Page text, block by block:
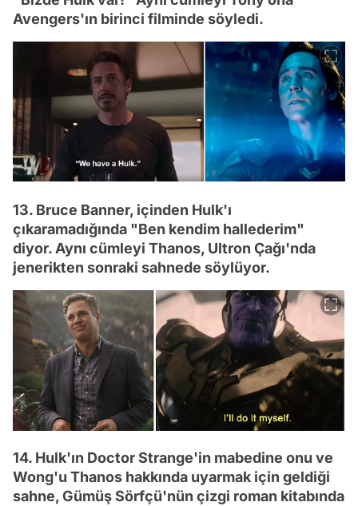
Avengers'ın birinci filminde söyledi.
13. Bruce Banner, içinden Hulk'ı
çıkaramadığında "Ben kendim hallederim"
diyor. Aynı cümleyi Thanos, Ultron Çağı'nda
jenerikten sonraki sahnede söylüyor.
14. Hulk'ın Doctor Strange'in mabedine onu ve
Wong'u Thanos hakkında uyarmak için geldiği
sahne, Gümüş Sörfçü'nün çizgi roman kitabında